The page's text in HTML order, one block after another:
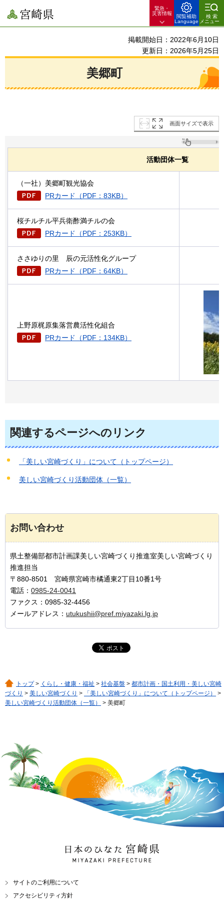
宮崎県
緊急・
災害情報
閲覧補助
Language
検索
メニュー
掲載開始日：2022年6月10日
更新日：2026年5月25日
美郷町
画面サイズで表示
活動団体一覧
（一社）美郷町観光協会
PRカード（PDF：83KB）
桜チルチル平兵衛酢満チルの会
PRカード（PDF：253KB）
ささゆりの里
辰の元活性化グループ
PRカード（PDF：64KB）
上野原梶原集落営農活性化組合
PRカード（PDF：134KB）
関連するページへのリンク
「美しい宮崎づくり」について（トップページ）
美しい宮崎づくり活動団体（一覧）
お問い合わせ
県土整備部都市計画課美しい宮崎づくり推進室美しい宮崎づくり
推進担当
〒880-8501 宮崎県宮崎市橘通東2丁目10番1号
電話： 0985-24-0041
ファクス：0985-32-4456
メールアドレス： utukushii@pref.miyazaki.lg.jp
トップ> くらし・健康・福祉 > 社会基盤 > 都市計画・国土利用・美しい宮崎
づくり > 美しい宮崎づくり > 「美しい宮崎づくり」について（トップページ）
>
美しい宮崎づくり活動団体（一覧）
> 美郷町
日本のひなた 宮崎県
MIYAZAKI PREFECTURE
サイトのご利用について
アクセシビリティ方針